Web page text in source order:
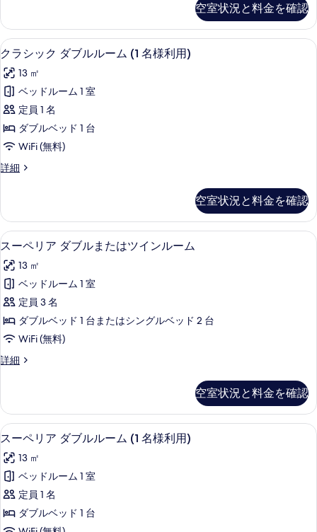
表
示
す
る
ー
ム
の
す
べ
て
の
写
真
示
す
る
ク
ダ
ブ
ル
ー
の
詳
細
空室状況と料金を確認
ク
ラ
シ
ッ
ク
ダ
ブ
ル
ー
ム
(1
名
様
利
用)
の
す
の
写
真
を
表
示
す
高級寝具、ミニバー、セーフティボ
9
クラシック ダブルルーム (1 名様利用)
13 ㎡
ベッドルーム 1 室
定員 1 名
ダブルベッド 1 台
WiFi (無料)
詳細
ク
ク
ダ
ブ
ル
ー
(1
名
様
利
用)
空室状況と料金を確認
ス
ー
ペ
リ
ア
ダ
ブ
ル
た
は
ツ
イ
ン
ル
ー
高級寝具、ミニバー、セーフティボ
6
スーペリア ダブルまたはツインルーム
13 ㎡
ベッドルーム 1 室
定員 3 名
ダブルベッド 1 台またはシングルベッド 2 台
WiFi (無料)
詳細
ス
ア
ダ
ブ
ま
た
ツ
イ
ン
空室状況と料金を確認
ス
ー
ペ
リ
ア
ダ
高級寝具、ミニバー、セーフティボ
6
スーペリア ダブルルーム (1 名様利用)
13 ㎡
ベッドルーム 1 室
定員 1 名
ダブルベッド 1 台